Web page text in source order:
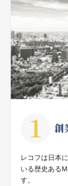
創
レコフは日本
いる歴史ある
す。